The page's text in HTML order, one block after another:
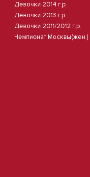
Девочки 2014 г.р.
Девочки 2013 г.р.
Девочки 2011/2012 г.р.
Чемпионат Москвы(жен.)